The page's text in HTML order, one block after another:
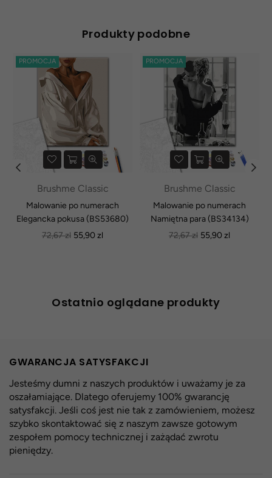
Produkty podobne
PROMOCJA
Brushme Classic
Malowanie po numerach
Elegancka pokusa (BS53680)
Normalna
72,67 zl 55,90 zl
PROMOCJA
Brushme Classic
Malowanie po numerach
Namiętna para (BS34134)
Normalna
72,67 zl 55,90 zl
Ostatnio oglądane produkty
GWARANCJA SATYSFAKCJI
Jesteśmy dumni z naszych produktów i uważamy je za
oszałamiające. Dlatego oferujemy 100% gwarancję
satysfakcji. Jeśli coś jest nie tak z zamówieniem, możesz
szybko skontaktować się z naszym zawsze gotowym
zespołem pomocy technicznej i zażądać zwrotu
pieniędzy.